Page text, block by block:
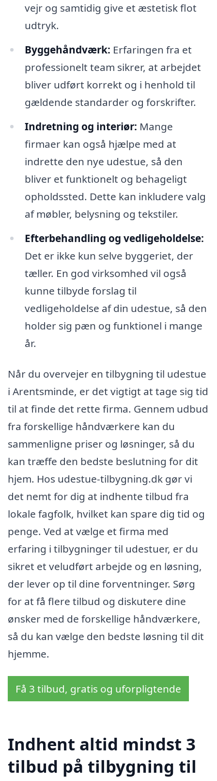
vejr og samtidig give et æstetisk flot
udtryk.
Byggehåndværk: Erfaringen fra et
professionelt team sikrer, at arbejdet
bliver udført korrekt og i henhold til
gældende standarder og forskrifter.
Indretning og interiør: Mange
firmaer kan også hjælpe med at
indrette den nye udestue, så den
bliver et funktionelt og behageligt
opholdssted. Dette kan inkludere valg
af møbler, belysning og tekstiler.
Efterbehandling og vedligeholdelse:
Det er ikke kun selve byggeriet, der
tæller. En god virksomhed vil også
kunne tilbyde forslag til
vedligeholdelse af din udestue, så den
holder sig pæn og funktionel i mange
år.
Når du overvejer en tilbygning til udestue
i Arentsminde, er det vigtigt at tage sig tid
til at finde det rette firma. Gennem udbud
fra forskellige håndværkere kan du
sammenligne priser og løsninger, så du
kan træffe den bedste beslutning for dit
hjem. Hos udestue-tilbygning.dk gør vi
det nemt for dig at indhente tilbud fra
lokale fagfolk, hvilket kan spare dig tid og
penge. Ved at vælge et firma med
erfaring i tilbygninger til udestuer, er du
sikret et veludført arbejde og en løsning,
der lever op til dine forventninger. Sørg
for at få flere tilbud og diskutere dine
ønsker med de forskellige håndværkere,
så du kan vælge den bedste løsning til dit
hjemme.
Få 3 tilbud, gratis og uforpligtende
Indhent altid mindst 3
tilbud på tilbygning til